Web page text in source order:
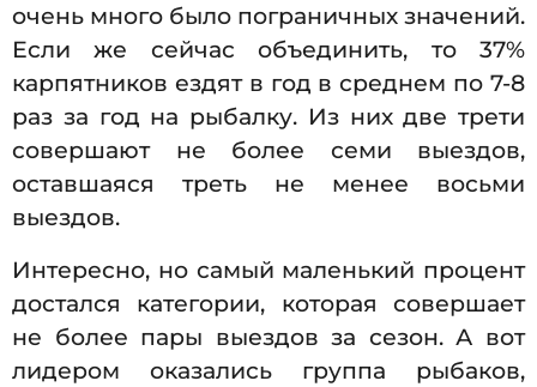
очень много было пограничных значений.
Если же сейчас объединить, то 37%
карпятников ездят в год в среднем по 7-8
раз за год на рыбалку. Из них две трети
совершают не более семи выездов,
оставшаяся треть не менее восьми
выездов.
Интересно, но самый маленький процент
достался категории, которая совершает
не более пары выездов за сезон. А вот
лидером оказались группа рыбаков,